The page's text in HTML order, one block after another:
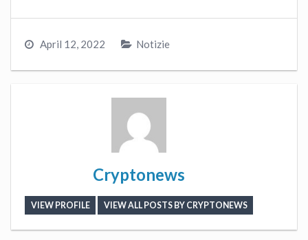
April 12, 2022 Notizie
Cryptonews
VIEW PROFILE VIEW ALL POSTS BY CRYPTONEWS